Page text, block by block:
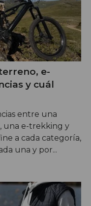
e-
y cuál
entre una
una e-trekking y
a cada categoría,
una y por...